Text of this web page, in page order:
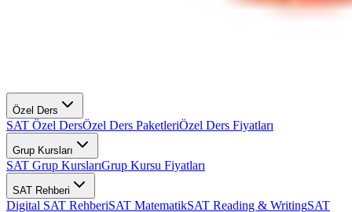
Özel Ders
SAT Özel DersÖzel Ders PaketleriÖzel Ders Fiyatları
Grup Kursları
SAT Grup KurslarıGrup Kursu Fiyatları
SAT Rehberi
Digital SAT RehberiSAT MatematikSAT Reading & WritingSAT